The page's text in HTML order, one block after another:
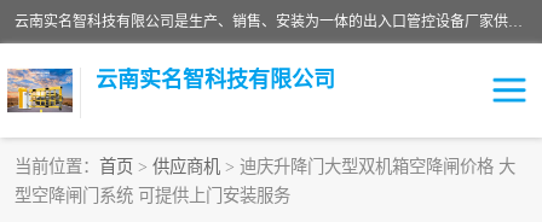
云南实名智科技有限公司是生产、销售、安装为一体的出入口管控设备厂家供应商。主营:电动伸缩门、道闸、广告道闸、重型空降闸、车牌识别、门禁通道、升降柱、岗亭、旗杆等智能设备。主营产品: 电动伸缩门,道闸门禁,车牌识别 生产、销售、安装为一体的出入口管控设备厂家源头供应商。
云南实名智科技有限公司
当前位置： 首页 > 供应商机 > 迪庆升降门大型双机箱空降闸价格 大
型空降闸门系统 可提供上门安装服务
车牌识别门系列